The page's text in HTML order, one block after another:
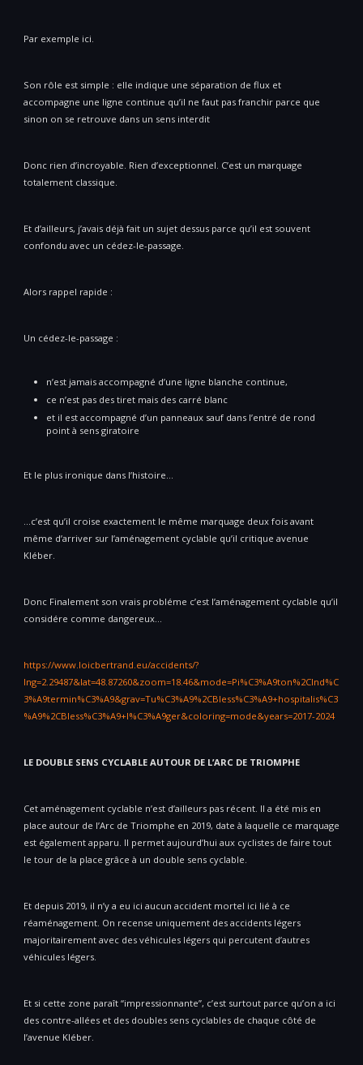
Par exemple ici.
Son rôle est simple : elle indique une séparation de flux et
accompagne une ligne continue qu’il ne faut pas franchir parce que
sinon on se retrouve dans un sens interdit
Donc rien d’incroyable. Rien d’exceptionnel. C’est un marquage
totalement classique.
Et d’ailleurs, j’avais déjà fait un sujet dessus parce qu’il est souvent
confondu avec un cédez-le-passage.
Alors rappel rapide :
Un cédez-le-passage :
n’est jamais accompagné d’une ligne blanche continue,
ce n’est pas des tiret mais des carré blanc
et il est accompagné d’un panneaux sauf dans l’entré de rond
point à sens giratoire
Et le plus ironique dans l’histoire…
…c’est qu’il croise exactement le même marquage deux fois avant
même d’arriver sur l’aménagement cyclable qu’il critique avenue
Kléber.
Donc Finalement son vrais probléme c’est l’aménagement cyclable qu’il
considére comme dangereux…
https://www.loicbertrand.eu/accidents/?
lng=2.29487&lat=48.87260&zoom=18.46&mode=Pi%C3%A9ton%2CInd%C
3%A9termin%C3%A9&grav=Tu%C3%A9%2CBless%C3%A9+hospitalis%C3
%A9%2CBless%C3%A9+l%C3%A9ger&coloring=mode&years=2017-2024
LE DOUBLE SENS CYCLABLE AUTOUR DE L’ARC DE TRIOMPHE
Cet aménagement cyclable n’est d’ailleurs pas récent. Il a été mis en
place autour de l’Arc de Triomphe en 2019, date à laquelle ce marquage
est également apparu. Il permet aujourd’hui aux cyclistes de faire tout
le tour de la place grâce à un double sens cyclable.
Et depuis 2019, il n’y a eu ici aucun accident mortel ici lié à ce
réaménagement. On recense uniquement des accidents légers
majoritairement avec des véhicules légers qui percutent d’autres
véhicules légers.
Et si cette zone paraît “impressionnante”, c’est surtout parce qu’on a ici
des contre-allées et des doubles sens cyclables de chaque côté de
l’avenue Kléber.